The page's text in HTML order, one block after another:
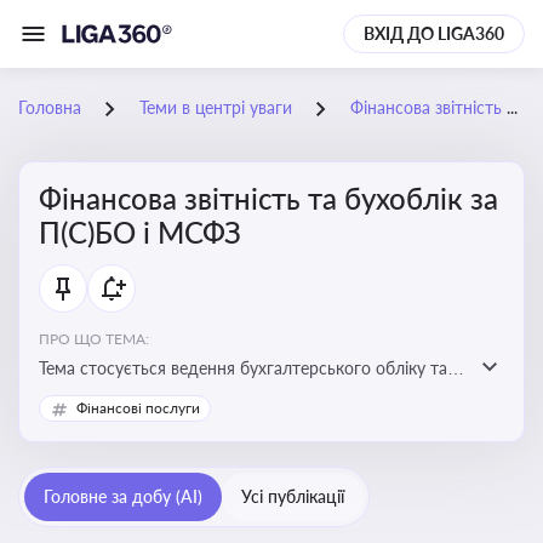
ВХІД ДО LIGA360
Головна Теми в центрі уваги Фінансова звітність та бухоблік за П(С)БО і МСФЗ
Фінансова звітність та бухоблік за
П(С)БО і МСФЗ
ПРО ЩО ТЕМА:
Тема стосується ведення бухгалтерського обліку та
складання фінансової звітності відповідно до
національних і міжнародних стандартів
Фінансові послуги
Головне за добу (AI) Усі публікації